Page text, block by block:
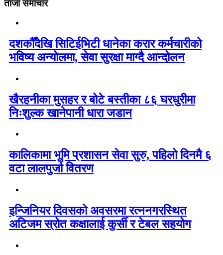
ताजा समाचार
दशकौँदेखि सिटिईभिटी धानेका करार कर्मचारीको
भविष्य अन्योलमा, सेवा सुरक्षा माग्दै आन्दोलन
खैरहनीका मुसहर र बोटे बस्तीका ८६ घरधुरीमा
निःशुल्क खानेपानी धारा जडान
कालिकामा भूमि प्रशासन सेवा सुरु, पहिलो दिनमै ६
वटा लालपुर्जा वितरण
इन्जिनियर दिवसको अवसरमा रत्ननगरस्थित
अटिजम स्रोत कक्षालाई कुर्सी र टेबल सहयोग